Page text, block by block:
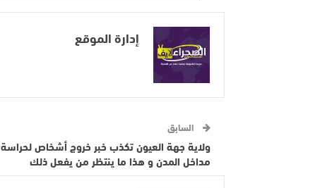
إدارة الموقع
السابق
ولاية جهة العيون تكذب خبر خروج أشخاص لحراسة
مداخل المدن و هذا ما ينتظر من يفعل ذلك